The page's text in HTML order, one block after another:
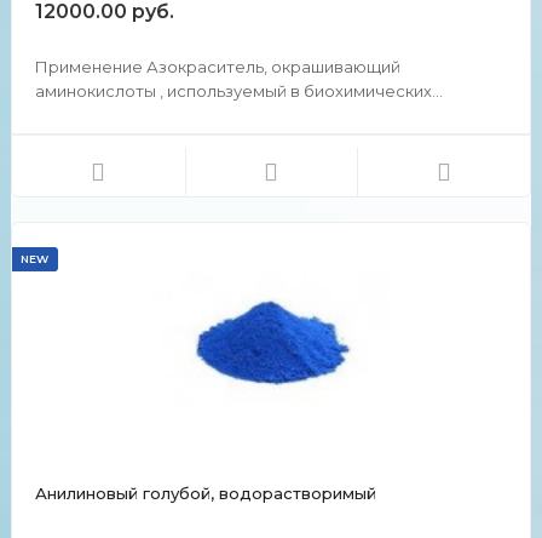
(Кислотный Темно-синий 3BR), (Нафталин Черный 10B).
12000.00 руб.
Применение Азокраситель, окрашивающий
аминокислоты , используемый в биохимических
блот. Он также используется в уголовных
NEW
Анилиновый голубой, водорастворимый